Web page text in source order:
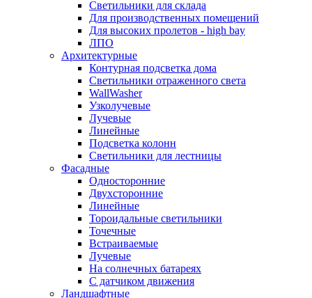
Светильники для склада
Для производственных помещений
Для высоких пролетов - high bay
ЛПО
Архитектурные
Контурная подсветка дома
Светильники отраженного света
WallWasher
Узколучевые
Лучевые
Линейные
Подсветка колонн
Светильники для лестницы
Фасадные
Односторонние
Двухсторонние
Линейные
Тороидальные светильники
Точечные
Встраиваемые
Лучевые
На солнечных батареях
С датчиком движения
Ландшафтные